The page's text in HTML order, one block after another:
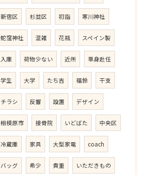
新宿区 杉並区 初詣 寒川神社
蛇窪神社 混雑 花瓶 スペイン製
入庫 荷物少ない 近所 単身赴任
学生 大学 たち吉 福鈴 干支
チラシ 反響 設置 デザイン
相模原市 接骨院 いどばた 中央区
冷蔵庫 家具 大型家電 coach
バッグ 希少 貴重 いただきもの